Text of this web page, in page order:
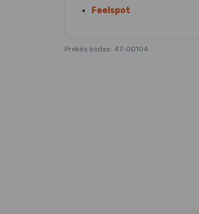
Feelspot
Prekės kodas: 47-00104